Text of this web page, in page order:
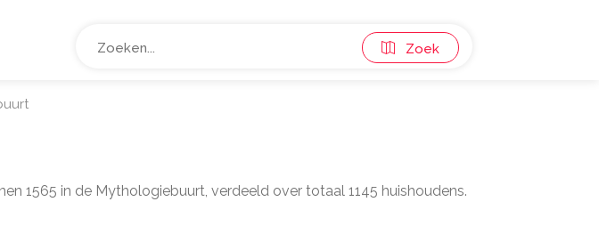
Zoek
1565 in de Mythologiebuurt, verdeeld over totaal 1145 huishoudens.